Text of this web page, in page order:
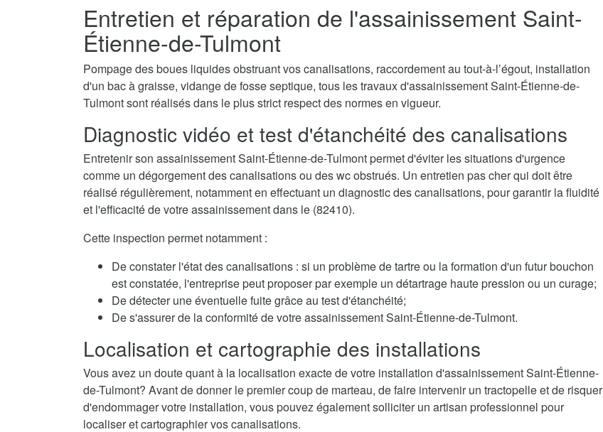
Entretien et réparation de l'assainissement Saint-
Étienne-de-Tulmont
Pompage des boues liquides obstruant vos canalisations, raccordement au tout-à-l’égout, installation
d'un bac à graisse, vidange de fosse septique, tous les travaux d'assainissement Saint-Étienne-de-
Tulmont sont réalisés dans le plus strict respect des normes en vigueur.
Diagnostic vidéo et test d'étanchéité des canalisations
Entretenir son assainissement Saint-Étienne-de-Tulmont permet d'éviter les situations d'urgence
comme un dégorgement des canalisations ou des wc obstrués. Un entretien pas cher qui doit être
réalisé régulièrement, notamment en effectuant un diagnostic des canalisations, pour garantir la fluidité
et l'efficacité de votre assainissement dans le (82410).
Cette inspection permet notamment :
De constater l'état des canalisations : si un problème de tartre ou la formation d'un futur bouchon
est constatée, l'entreprise peut proposer par exemple un détartrage haute pression ou un curage;
De détecter une éventuelle fuite grâce au test d'étanchéité;
De s'assurer de la conformité de votre assainissement Saint-Étienne-de-Tulmont.
Localisation et cartographie des installations
Vous avez un doute quant à la localisation exacte de votre installation d'assainissement Saint-Étienne-
de-Tulmont? Avant de donner le premier coup de marteau, de faire intervenir un tractopelle et de risquer
d'endommager votre installation, vous pouvez également solliciter un artisan professionnel pour
localiser et cartographier vos canalisations.